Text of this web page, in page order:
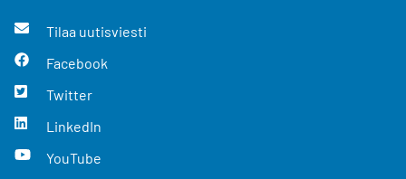
Tilaa uutisviesti
Facebook
Twitter
LinkedIn
YouTube